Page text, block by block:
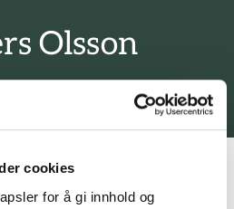
cookies
for å gi innhold og
Olsson